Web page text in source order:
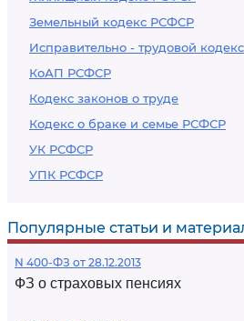
Земельный кодекс РСФСР
Исправительно - трудовой
КоАП РСФСР
Кодекс законов о труде
Кодекс о браке и семье РСФСР
УК РСФСР
УПК РСФСР
Популярные статьи и
N 400-ФЗ от 28.12.2013
ФЗ о страховых пенсиях